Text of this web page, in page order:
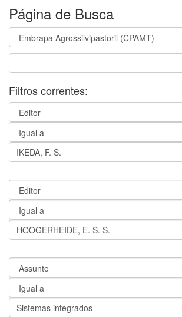
Página de Busca
Filtros correntes: